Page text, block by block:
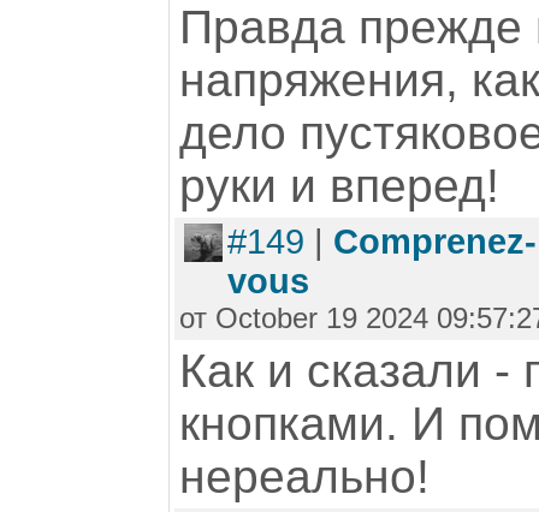
Правда прежде
напряжения,
дело
руки и вперед!
#149 | Comprenez-
vous
от October 19 2024
Как и сказали -
кнопками. И
нереально!